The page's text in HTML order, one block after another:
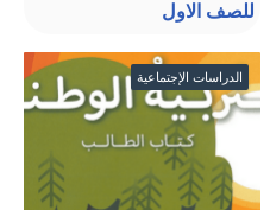
للصف الاول
الدراسات الإجتماعية